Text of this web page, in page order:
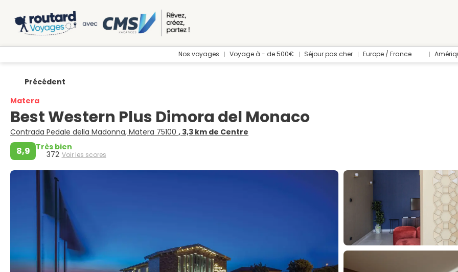
Nos voyages Voyage à - de 500€ Séjour pas cher Europe / France
Précédent
Matera
Best Western Plus Dimora del Monaco
Contrada Pedale della Madonna, Matera 75100 , 3,3 km de Centre
8,9 Très bien
372 Voir les scores